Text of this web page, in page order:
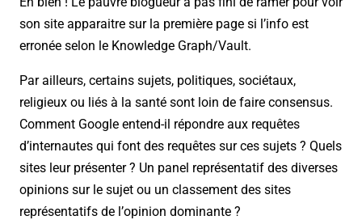
son site apparaitre sur la première page si l’info est
erronée selon le Knowledge Graph/Vault.
Par ailleurs, certains sujets, politiques, sociétaux,
religieux ou liés à la santé sont loin de faire consensus.
Comment Google entend-il répondre aux requêtes
d’internautes qui font des requêtes sur ces sujets ? Quels
sites leur présenter ? Un panel représentatif des diverses
opinions sur le sujet ou un classement des sites
représentatifs de l’opinion dominante ?